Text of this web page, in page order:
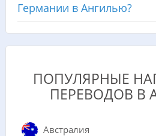
Германии в Ангилью?
ПОПУЛЯРНЫЕ
ПЕРЕВОДОВ В
Австралия